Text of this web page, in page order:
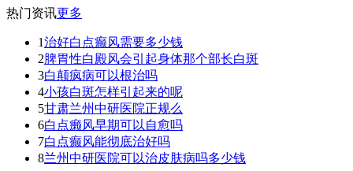
热门资讯更多
1治好白点癫风需要多少钱
2脾胃性白殿风会引起身体那个部长白斑
3白颠疯病可以根治吗
4小孩白斑怎样引起来的呢
5甘肃兰州中研医院正规么
6白点癞风早期可以自愈吗
7白点癫风能彻底治好吗
8兰州中研医院可以治皮肤病吗多少钱